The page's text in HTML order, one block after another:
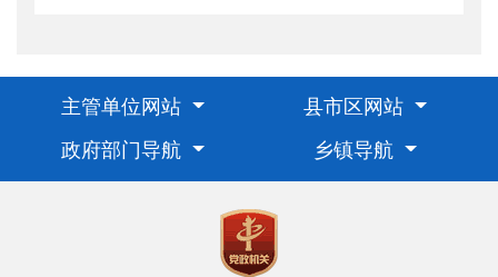
主管单位网站
县市区网站
政府部门导航
乡镇导航